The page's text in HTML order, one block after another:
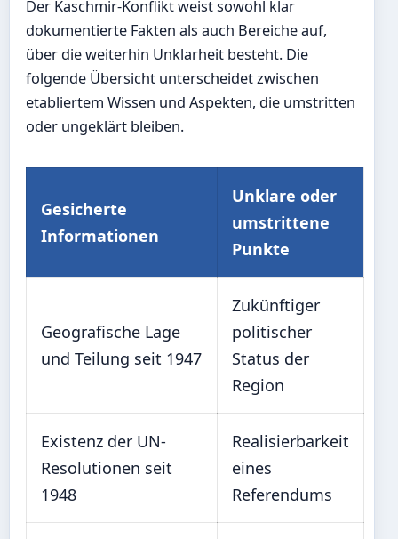
Der Kaschmir-Konflikt weist sowohl klar
dokumentierte Fakten als auch Bereiche auf,
über die weiterhin Unklarheit besteht. Die
folgende Übersicht unterscheidet zwischen
etabliertem Wissen und Aspekten, die umstritten
oder ungeklärt bleiben.
Gesicherte
Informationen
Unklare oder
umstrittene
Punkte
Geografische Lage
und Teilung seit 1947
Zukünftiger
politischer
Status der
Region
Existenz der UN-
Resolutionen seit
1948
Realisierbarkeit
eines
Referendums